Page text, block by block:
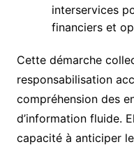
interservices
financiers et
Cette démarche
responsabilisation
compréhension des
d’information fluide.
capacité à anticiper